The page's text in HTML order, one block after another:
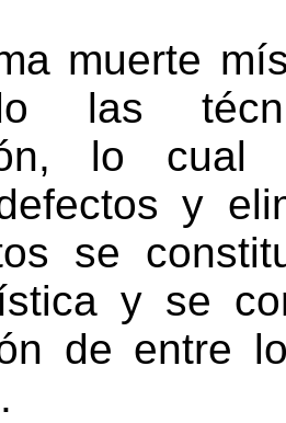
muerte
las
lo cual
y
se
y se
de entre